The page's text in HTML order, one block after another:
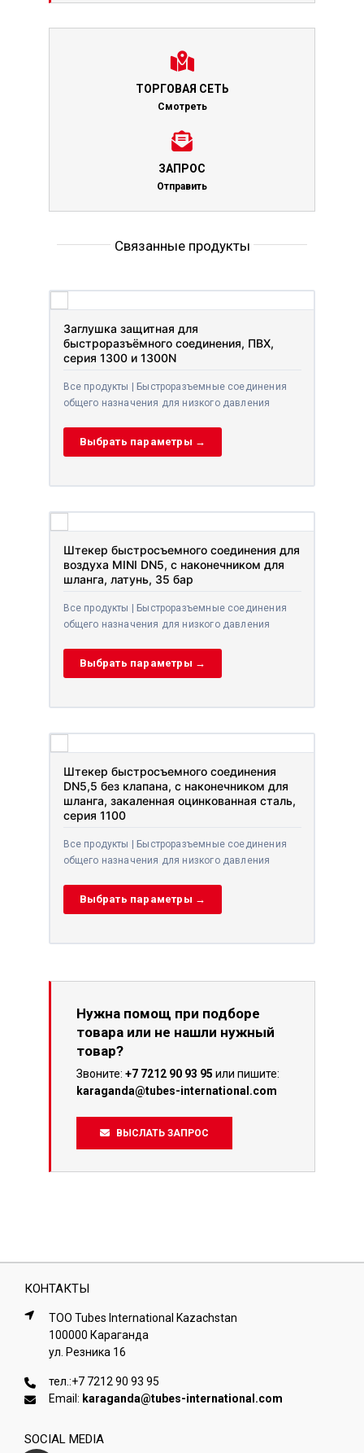
ТОРГОВАЯ СЕТЬ
Смотреть
ЗАПРОС
Отправить
Связанные продукты
Заглушка защитная для
быстроразъёмного соединения, ПВХ,
серия 1300 и 1300N
Все продукты | Быстроразъемные соединения
общего назначения для низкого давления
Выбрать параметры →
Штекер быстросъемного соединения для
воздуха MINI DN5, с наконечником для
шланга, латунь, 35 бар
Все продукты | Быстроразъемные соединения
общего назначения для низкого давления
Выбрать параметры →
Штекер быстросъемного соединения
DN5,5 без клапана, с наконечником для
шланга, закаленная оцинкованная сталь,
серия 1100
Все продукты | Быстроразъемные соединения
общего назначения для низкого давления
Выбрать параметры →
Нужна помощ при подборе
товара или не нашли нужный
товар?
Звоните: +7 7212 90 93 95 или пишите:
karaganda@tubes-international.com
ВЫСЛАТЬ ЗАПРОС
КОНТАКТЫ
ТОО Tubes International Kazachstan
100000 Караганда
ул. Резника 16
тел.:+7 7212 90 93 95
Email: karaganda@tubes-international.com
SOCIAL MEDIA